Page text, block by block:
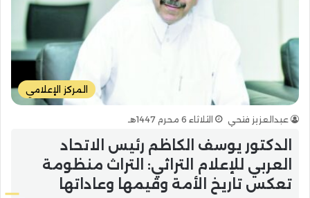
المركز الإعلامي
عبدالعزيز فتحي الثلاثاء 6 محرم 1447هـ
الدكتور يوسف الكاظم رئيس الاتحاد
العربي للإعلام التراثي: التراث منظومة
تعكس تاريخ الأمة وقيمها وعاداتها